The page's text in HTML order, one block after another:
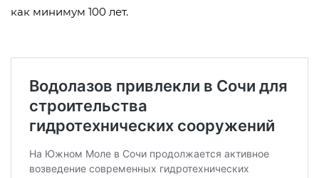
как минимум 100 лет.